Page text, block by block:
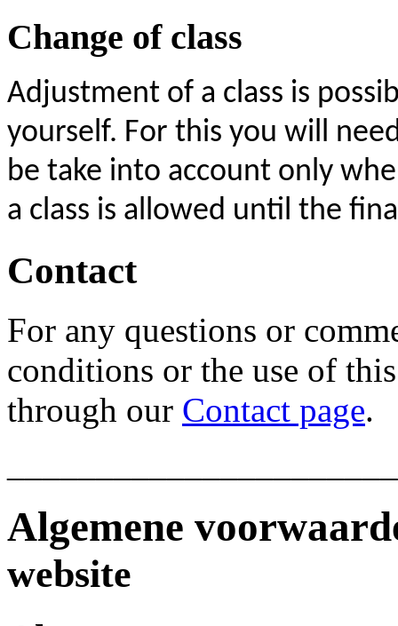
Change of class
Adjustment of a class is
yourself. For this you will
be take into account only
a class is allowed until the
Contact
For any questions or
conditions or the use of
through our Contact page.
Algemene
website